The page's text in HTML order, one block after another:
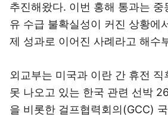
추진해왔다. 이번 홍해 통과는 중
유 수급 불확실성이 커진 상황에
제 성과로 이어진 사례라고 해수
외교부는 미국과 이란 간 휴전 직
못 나오고 있는 한국 관련 선박
을 비롯한 걸프협력회의(GCC)